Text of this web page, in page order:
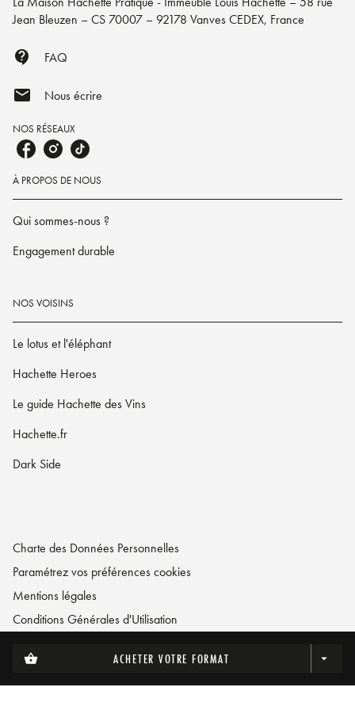
shopping_basket ACHETER VOTRE FORMAT arrow_drop_down
Jean Bleuzen – CS 70007 – 92178 Vanves CEDEX, France
contact_support FAQ
mail Nous écrire
NOS RÉSEAUX
À PROPOS DE NOUS
Qui sommes-nous ?
Engagement durable
NOS VOISINS
Le lotus et l'éléphant
Hachette Heroes
Le guide Hachette des Vins
Hachette.fr
Dark Side
Charte des Données Personnelles
Paramétrez vos préférences cookies
Mentions légales
Conditions Générales d'Utilisation